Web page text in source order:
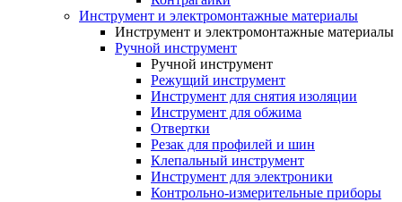
Инструмент и электромонтажные материалы
Инструмент и электромонтажные материалы
Ручной инструмент
Ручной инструмент
Режущий инструмент
Инструмент для снятия изоляции
Инструмент для обжима
Отвертки
Резак для профилей и шин
Клепальный инструмент
Инструмент для электроники
Контрольно-измерительные приборы